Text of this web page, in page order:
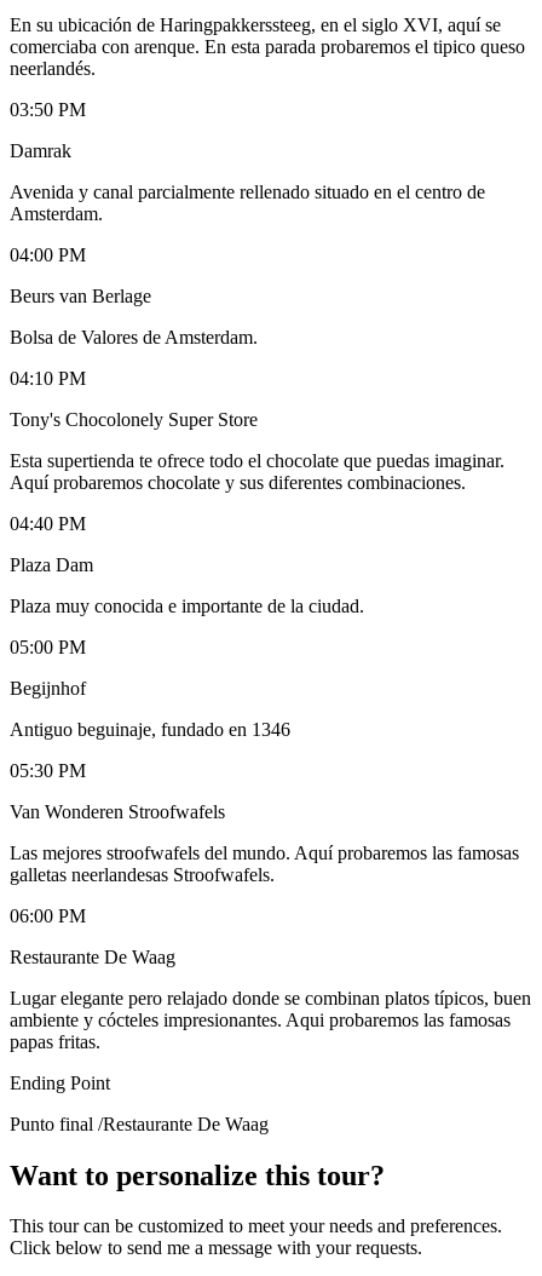
En su ubicación de Haringpakkerssteeg, en el siglo XVI, aquí se
comerciaba con arenque. En esta parada probaremos el tipico queso
neerlandés.
03:50 PM
Damrak
Avenida y canal parcialmente rellenado situado en el centro de
Amsterdam.
04:00 PM
Beurs van Berlage
Bolsa de Valores de Amsterdam.
04:10 PM
Tony's Chocolonely Super Store
Esta supertienda te ofrece todo el chocolate que puedas imaginar.
Aquí probaremos chocolate y sus diferentes combinaciones.
04:40 PM
Plaza Dam
Plaza muy conocida e importante de la ciudad.
05:00 PM
Begijnhof
Antiguo beguinaje, fundado en 1346
05:30 PM
Van Wonderen Stroofwafels
Las mejores stroofwafels del mundo. Aquí probaremos las famosas
galletas neerlandesas Stroofwafels.
06:00 PM
Restaurante De Waag
Lugar elegante pero relajado donde se combinan platos típicos, buen
ambiente y cócteles impresionantes. Aqui probaremos las famosas
papas fritas.
Ending Point
Punto final /Restaurante De Waag
Want to personalize this tour?
This tour can be customized to meet your needs and preferences.
Click below to send me a message with your requests.